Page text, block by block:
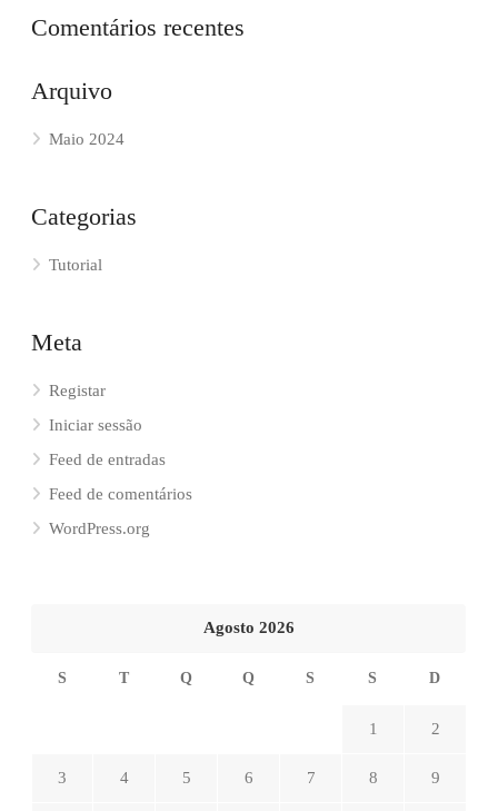
Comentários recentes
Arquivo
Maio 2024
Categorias
Tutorial
Meta
Registar
Iniciar sessão
Feed de entradas
Feed de comentários
WordPress.org
Agosto 2026
S T Q Q S S D
1 2
3 4 5 6 7 8 9